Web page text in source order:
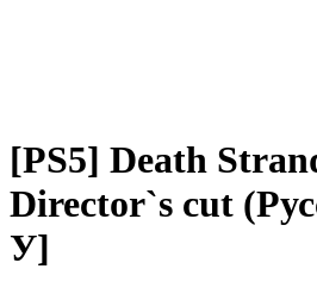
[PS5] Death
Director`s cut
У]